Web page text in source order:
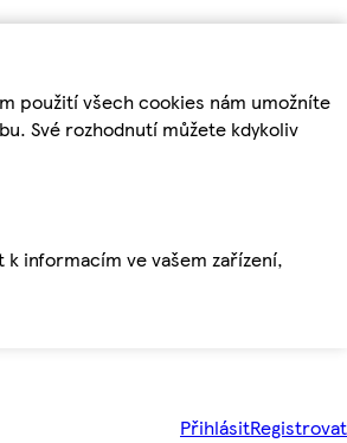
použití všech cookies nám umožníte
Své rozhodnutí můžete kdykoliv
informacím ve vašem zařízení,
PřihlásitRegistrovat